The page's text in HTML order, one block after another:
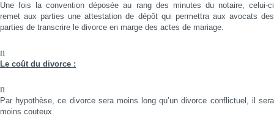
Une fois la convention déposée au rang des minutes du notaire, celui-ci
remet aux parties une attestation de dépôt qui permettra aux avocats des
parties de transcrire le divorce en marge des actes de mariage.
n
Le coût du divorce :
n
Par hypothèse, ce divorce sera moins long qu’un divorce conflictuel, il sera
moins couteux.